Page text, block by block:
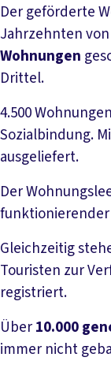
Der geförderte
Jahrzehnten von
Wohnungen
Drittel.
4.500
Sozialbindung.
ausgeliefert.
Der
Gleichzeitig
Touristen zur
registriert.
Über10.000
immer nicht